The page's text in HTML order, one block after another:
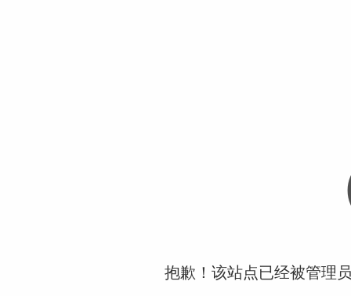
抱歉！该站点已经被管理